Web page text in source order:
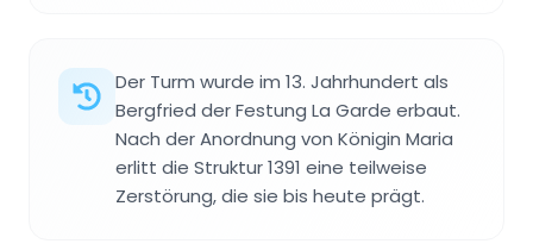
Der Turm wurde im 13. Jahrhundert als
Bergfried der Festung La Garde erbaut.
Nach der Anordnung von Königin Maria
erlitt die Struktur 1391 eine teilweise
Zerstörung, die sie bis heute prägt.